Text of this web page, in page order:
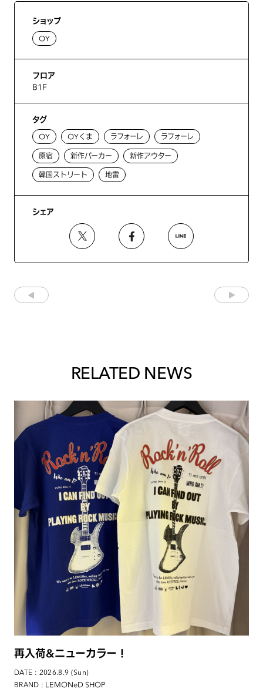
ショップ
OY
フロア
B1F
タグ
OY OYくま ラフォーレ
ラフォーレ
原宿
新作パーカー
新作アウター
韓国ストリート
地雷
シェア
RELATED NEWS
再入荷&ニューカラー！
DATE : 2026.8.9 (Sun)
BRAND : LEMONeD SHOP